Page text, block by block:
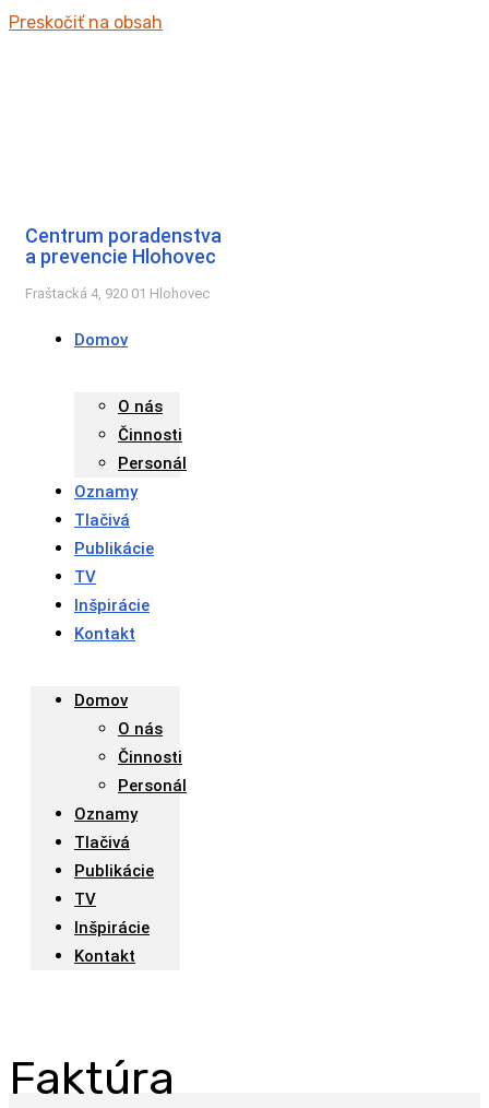
Preskočiť na obsah
Centrum poradenstva
a prevencie Hlohovec
Fraštacká 4, 920 01 Hlohovec
Domov
O nás
Činnosti
Personál
Oznamy
Tlačivá
Publikácie
TV
Inšpirácie
Kontakt
Domov
O nás
Činnosti
Personál
Oznamy
Tlačivá
Publikácie
TV
Inšpirácie
Kontakt
Faktúra